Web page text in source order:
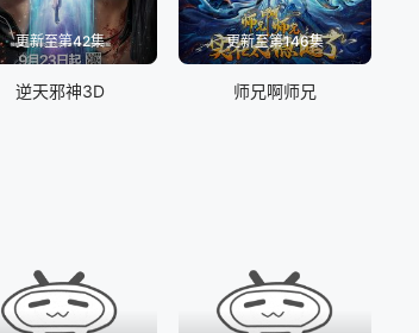
更新至第42集
逆天邪神3D
更新至第146集
师兄啊师兄